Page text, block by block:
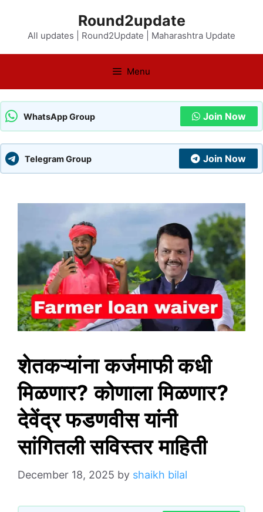
content
Round2update
All updates | Round2Update | Maharashtra Update
Menu
WhatsApp Group Join Now
Telegram Group Join Now
शेतकऱ्यांना कर्जमाफी कधी
मिळणार? कोणाला मिळणार?
देवेंद्र फडणवीस यांनी
सांगितली सविस्तर माहिती
December 18, 2025 by shaikh bilal